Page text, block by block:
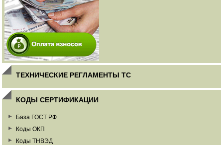
ТЕХНИЧЕСКИЕ РЕГЛАМЕНТЫ ТС
КОДЫ СЕРТИФИКАЦИИ
База ГОСТ РФ
Коды ОКП
Коды ТНВЭД